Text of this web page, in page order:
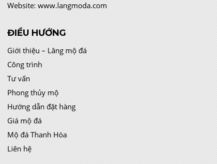
Website: www.langmoda.com
ĐIỀU HƯỚNG
Giới thiệu – Lăng mộ đá
Công trình
Tư vấn
Phong thủy mộ
Hướng dẫn đặt hàng
Giá mộ đá
Mộ đá Thanh Hóa
Liên hệ